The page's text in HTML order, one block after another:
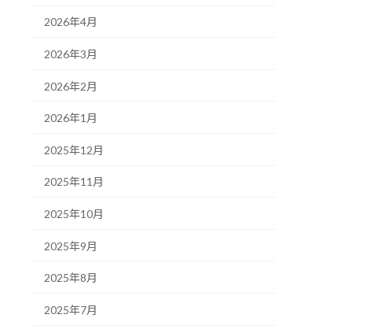
2026年4月
2026年3月
2026年2月
2026年1月
2025年12月
2025年11月
2025年10月
2025年9月
2025年8月
2025年7月